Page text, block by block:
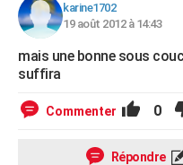
S'inscrire
Se connecter
Lycées
Collèges
Primaires
Universités
Entreprises
Service militaire
Avis de recherche
AVIS DE DÉCÈS
FORUM
karine1702
19 août 2012 à 14:43
mais une bonne sous
suffira
Commenter 0
Répondre